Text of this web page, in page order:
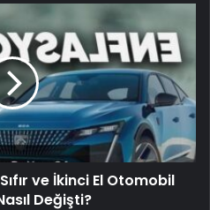
ve İkinci El Otomobil
Değişti?